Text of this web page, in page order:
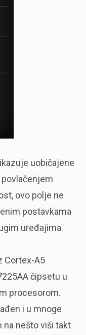
uobičajene
ovo polje ne
postavkama
uređajima.
Cortex-A5
čipsetu u
procesorom.
i u mnoge
na nešto viši takt